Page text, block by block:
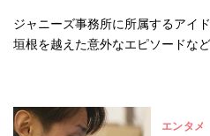
ジャニーズ事務所に所属するアイ
垣根を越えた意外なエピソードなど
エンタメ